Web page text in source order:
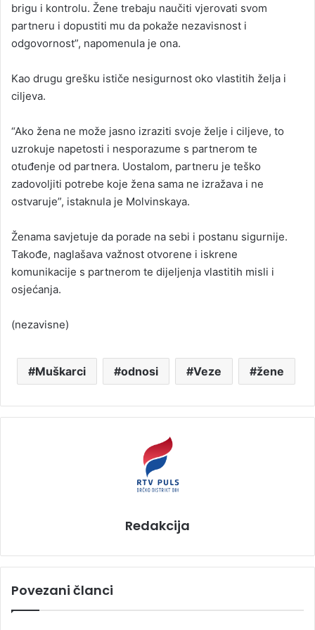
brigu i kontrolu. Žene trebaju naučiti vjerovati svom
partneru i dopustiti mu da pokaže nezavisnost i
odgovornost”, napomenula je ona.
Kao drugu grešku ističe nesigurnost oko vlastitih želja i
ciljeva.
“Ako žena ne može jasno izraziti svoje želje i ciljeve, to
uzrokuje napetosti i nesporazume s partnerom te
otuđenje od partnera. Uostalom, partneru je teško
zadovoljiti potrebe koje žena sama ne izražava i ne
ostvaruje”, istaknula je Molvinskaya.
Ženama savjetuje da porade na sebi i postanu sigurnije.
Takođe, naglašava važnost otvorene i iskrene
komunikacije s partnerom te dijeljenja vlastitih misli i
osjećanja.
(nezavisne)
Muškarci odnosi Veze žene
Redakcija
Povezani članci